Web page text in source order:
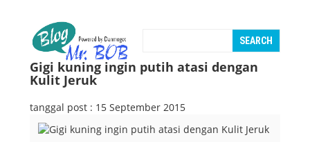
Gigi kuning ingin putih atasi dengan
Kulit Jeruk
tanggal post : 15 September 2015